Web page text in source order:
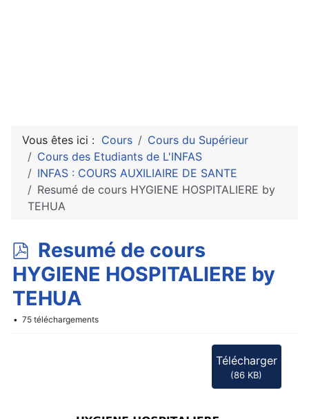
Vous êtes ici : Cours
Cours du Supérieur
Cours des Etudiants de L'INFAS
INFAS : COURS AUXILIAIRE DE SANTE
Resumé de cours HYGIENE HOSPITALIERE by
TEHUA
p
d
f
Resumé de cours
HYGIENE HOSPITALIERE by
TEHUA
75 téléchargements
Télécharger
(86 KB)